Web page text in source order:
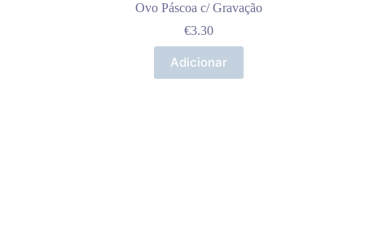
Ovo Páscoa c/ Gravação
€3.30
Adicionar